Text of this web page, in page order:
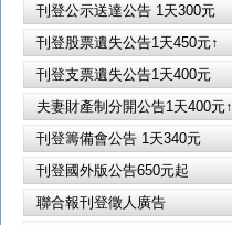
刊登公示送達公告 1天300元
刊登股票遺失公告1天450元↑
刊登支票遺失公告1天400元
夫妻財產制分開公告1天400元↑
刊登籌備會公告 1天340元
刊登國外版公告650元起
聯合報刊登徵人廣告